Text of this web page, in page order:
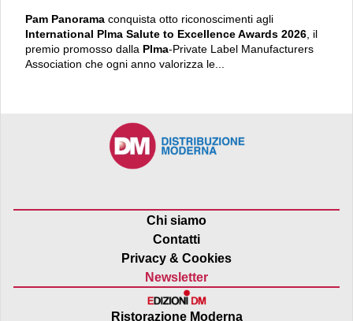
Pam Panorama conquista otto riconoscimenti agli
International Plma Salute to Excellence Awards 2026 , il
premio promosso dalla Plma-Private Label Manufacturers
Association che ogni anno valorizza le...
Chi siamo
Contatti
Privacy & Cookies
Newsletter
Ristorazione Moderna